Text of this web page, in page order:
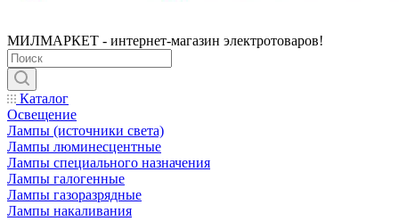
МИЛМАРКЕТ - интернет-магазин электротоваров!
Каталог
Освещение
Лампы (источники света)
Лампы люминесцентные
Лампы специального назначения
Лампы галогенные
Лампы газоразрядные
Лампы накаливания